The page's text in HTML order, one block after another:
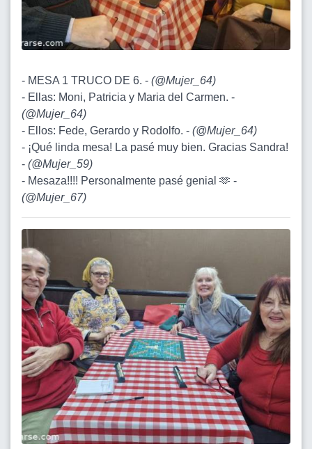
- MESA 1 TRUCO DE 6. - (@Mujer_64)
- Ellas: Moni, Patricia y Maria del Carmen. -
(@Mujer_64)
- Ellos: Fede, Gerardo y Rodolfo. - (@Mujer_64)
- ¡Qué linda mesa! La pasé muy bien. Gracias Sandra!
- (@Mujer_59)
- Mesaza!!!! Personalmente pasé genial 🫶 -
(@Mujer_67)